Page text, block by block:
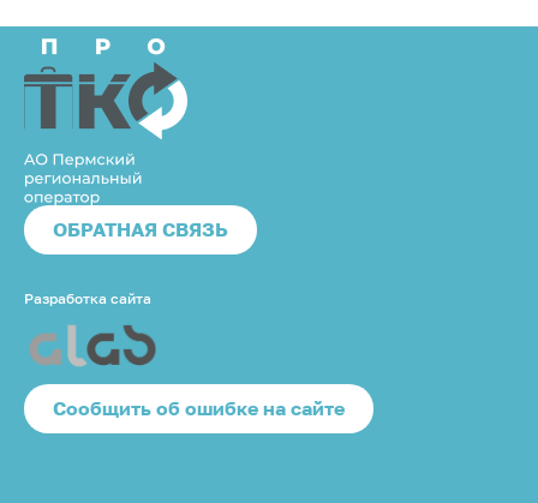
ОБРАТНАЯ СВЯЗЬ
Разработка сайта
Cообщить об ошибке на сайте